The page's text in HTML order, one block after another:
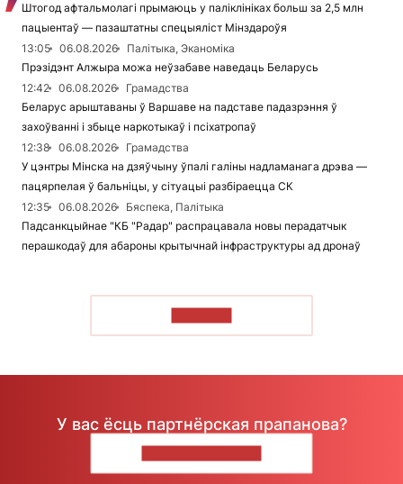
Штогод афтальмолагі прымаюць у паліклініках больш за 2,5 млн
пацыентаў — пазаштатны спецыяліст Мінздароўя
13:05
06.08.2026
Палітыка, Эканоміка
Прэзідэнт Алжыра можа неўзабаве наведаць Беларусь
12:42
06.08.2026
Грамадства
Беларус арыштаваны ў Варшаве на падставе падазрэння ў
захоўванні і збыце наркотыкаў і псіхатропаў
12:38
06.08.2026
Грамадства
У цэнтры Мінска на дзяўчыну ўпалі галіны надламанага дрэва —
пацярпелая ў бальніцы, у сітуацыі разбіраецца СК
12:35
06.08.2026
Бяспека, Палітыка
Падсанкцыйнае "КБ "Радар" распрацавала новы перадатчык
перашкодаў для абароны крытычнай інфраструктуры ад дронаў
У вас ёсць партнёрская прапанова?